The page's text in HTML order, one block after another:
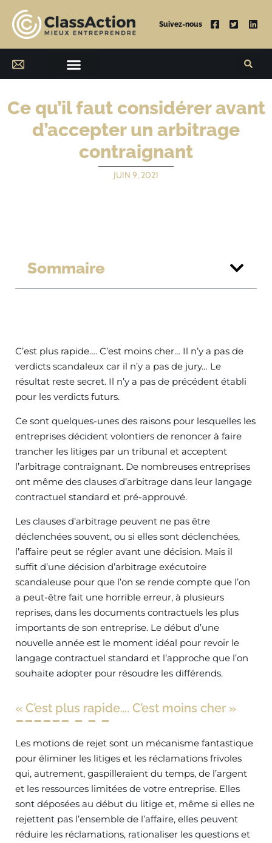
Suivez-nous
Ce qu’il faut considérer avant
d’accepter un arbitrage
contraignant
JUIN 9, 2021
Sommaire
C’est plus rapide…. C’est moins cher… Il n’y a pas de
verdicts scandaleux car il n’y a pas de jury… Le
résultat reste secret. Il n’y a pas de précédent établi
pour les verdicts futurs.
Ce sont quelques-unes des raisons pour lesquelles les
entreprises décident volontiers de renoncer à faire
trancher les litiges par un tribunal et acceptent
l’arbitrage contraignant. De nombreuses entreprises
ont même des clauses d’arbitrage dans leur langage
contractuel standard et pré-approuvé.
Les clauses d’arbitrage peuvent ne pas être
déclenchées souvent, ou si elles sont déclenchées,
l’affaire peut se régler avant une décision. Mais il
suffit d’une décision d’arbitrage exécutoire
scandaleuse pour que l’on se rende compte que l’on
a peut-être fait une horrible erreur, à plusieurs
reprises, dans les documents contractuels les plus
importants de son entreprise. Le début d’une
nouvelle année est le moment idéal pour revoir le
langage contractuel standard et l’approche que l’on
souhaite adopter pour résoudre les différends.
« C’est plus rapide…. C’est moins cher »
Les motions de rejet sont un mécanisme fantastique
pour éliminer les litiges et les réclamations frivoles
qui, autrement, gaspilleraient du temps, de l’argent
et les ressources limitées de votre entreprise. Elles
sont déposées au début du litige et, même si elles ne
rejettent pas l’ensemble de l’affaire, elles peuvent
réduire les réclamations, rationaliser les questions et